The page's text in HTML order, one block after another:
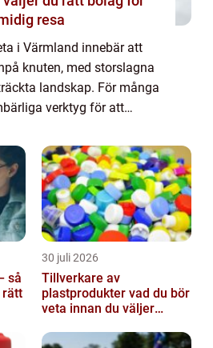
resa
i Värmland innebär att
knuten, med storslagna
landskap. För många
verktyg för att
så
rätt
30 juli 2026
Tillverkare av
plastprodukter vad du bör
veta innan du väljer